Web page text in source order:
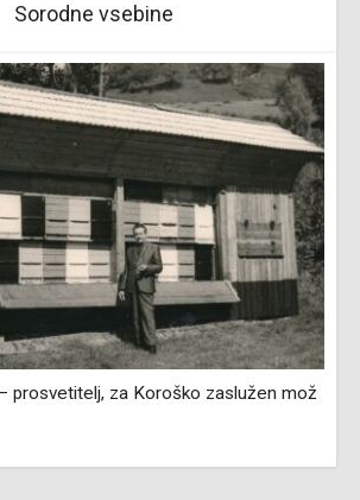
Sorodne vsebine
prosvetitelj, za Koroško zaslužen mož